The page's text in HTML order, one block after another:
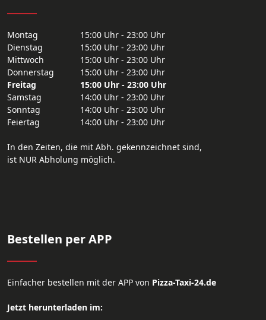
Montag
15:00 Uhr - 23:00 Uhr
Dienstag
15:00 Uhr - 23:00 Uhr
Mittwoch
15:00 Uhr - 23:00 Uhr
Donnerstag
15:00 Uhr - 23:00 Uhr
Freitag
15:00 Uhr - 23:00 Uhr
Samstag
14:00 Uhr - 23:00 Uhr
Sonntag
14:00 Uhr - 23:00 Uhr
Feiertag
14:00 Uhr - 23:00 Uhr
In den Zeiten, die mit Abh. gekennzeichnet sind,
ist NUR Abholung möglich.
Bestellen per APP
Einfacher bestellen mit der APP von Pizza-Taxi-24.de
Jetzt herunterladen im: